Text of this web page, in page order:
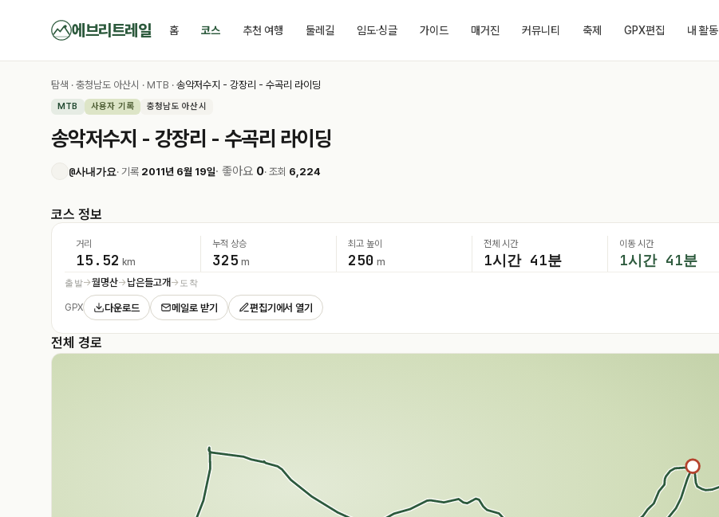
에브리트레일 홈 코스 추천 여행 둘레길 임도·싱글 가이드 매거진 커뮤니티 축제 GPX편집 내 활동
탐색 · 충청남도 아산시 · MTB · 송악저수지 - 강장리 - 수곡리 라이딩
MTB 사용자 기록 충청남도 아산시
송악저수지 - 강장리 - 수곡리 라이딩
@사내가요· 기록 2011년 6월 19일· 좋아요 0· 조회 6,224
코스 정보
거리
15.52 km
누적 상승
325 m
최고 높이
250 m
전체 시간
1시간 41분
이동 시간
1시간 41분
출발→월명산→ 납은들고개 → 도착
GPX 다운로드 메일로 받기 편집기에서 열기
전체 경로